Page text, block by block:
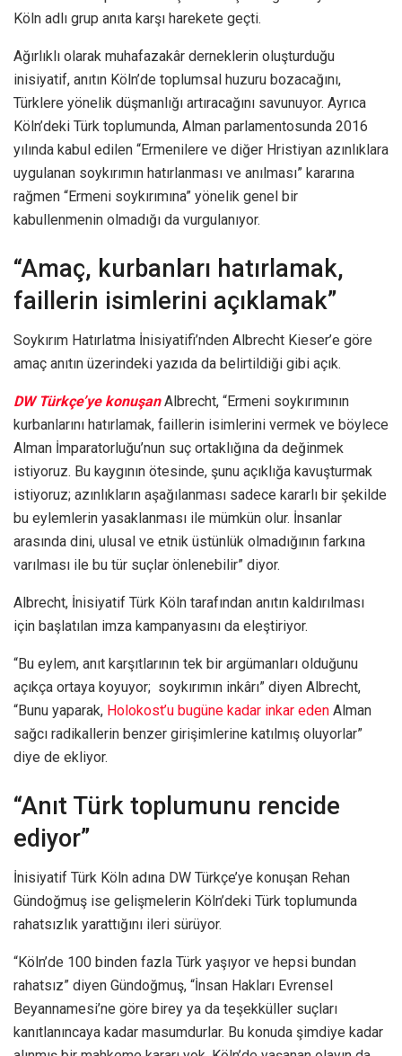
Köln adlı grup anıta karşı harekete geçti.
Ağırlıklı olarak muhafazakâr derneklerin oluşturduğu
inisiyatif, anıtın Köln’de toplumsal huzuru bozacağını,
Türklere yönelik düşmanlığı artıracağını savunuyor. Ayrıca
Köln’deki Türk toplumunda, Alman parlamentosunda 2016
yılında kabul edilen “Ermenilere ve diğer Hristiyan azınlıklara
uygulanan soykırımın hatırlanması ve anılması” kararına
rağmen “Ermeni soykırımına” yönelik genel bir
kabullenmenin olmadığı da vurgulanıyor.
“Amaç, kurbanları hatırlamak,
faillerin isimlerini açıklamak”
Soykırım Hatırlatma İnisiyatifi’nden Albrecht Kieser’e göre
amaç anıtın üzerindeki yazıda da belirtildiği gibi açık.
DW Türkçe’ye konuşanAlbrecht, “Ermeni soykırımının
kurbanlarını hatırlamak, faillerin isimlerini vermek ve böylece
Alman İmparatorluğu’nun suç ortaklığına da değinmek
istiyoruz. Bu kaygının ötesinde, şunu açıklığa kavuşturmak
istiyoruz; azınlıkların aşağılanması sadece kararlı bir şekilde
bu eylemlerin yasaklanması ile mümkün olur. İnsanlar
arasında dini, ulusal ve etnik üstünlük olmadığının farkına
varılması ile bu tür suçlar önlenebilir” diyor.
Albrecht, İnisiyatif Türk Köln tarafından anıtın kaldırılması
için başlatılan imza kampanyasını da eleştiriyor.
“Bu eylem, anıt karşıtlarının tek bir argümanları olduğunu
açıkça ortaya koyuyor; soykırımın inkârı” diyen Albrecht,
“Bunu yaparak, Holokost’u bugüne kadar inkar eden Alman
sağcı radikallerin benzer girişimlerine katılmış oluyorlar”
diye de ekliyor.
“Anıt Türk toplumunu rencide
ediyor”
İnisiyatif Türk Köln adına DW Türkçe’ye konuşan Rehan
Gündoğmuş ise gelişmelerin Köln’deki Türk toplumunda
rahatsızlık yarattığını ileri sürüyor.
“Köln’de 100 binden fazla Türk yaşıyor ve hepsi bundan
rahatsız” diyen Gündoğmuş, “İnsan Hakları Evrensel
Beyannamesi’ne göre birey ya da teşekküller suçları
kanıtlanıncaya kadar masumdurlar. Bu konuda şimdiye kadar